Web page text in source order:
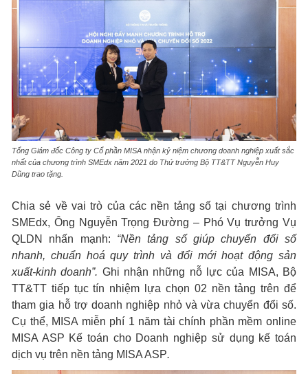
Tổng Giám đốc Công ty Cổ phần MISA nhận kỷ niệm chương doanh nghiệp xuất sắc
nhất của chương trình SMEdx năm 2021 do Thứ trưởng Bộ TT&TT Nguyễn Huy
Dũng trao tặng.
Chia sẻ về vai trò của các nền tảng số tại chương trình
SMEdx, Ông Nguyễn Trọng Đường – Phó Vụ trưởng Vụ
QLDN nhấn mạnh: “Nền tảng số giúp chuyển đổi số
nhanh, chuẩn hoá quy trình và đổi mới hoạt động sản
xuất-kinh doanh”. Ghi nhận những nỗ lực của MISA, Bộ
TT&TT tiếp tục tín nhiệm lựa chọn 02 nền tảng trên để
tham gia hỗ trợ doanh nghiệp nhỏ và vừa chuyển đổi số.
Cụ thể, MISA miễn phí 1 năm tài chính phần mềm online
MISA ASP Kế toán cho Doanh nghiệp sử dụng kế toán
dịch vụ trên nền tảng MISA ASP.